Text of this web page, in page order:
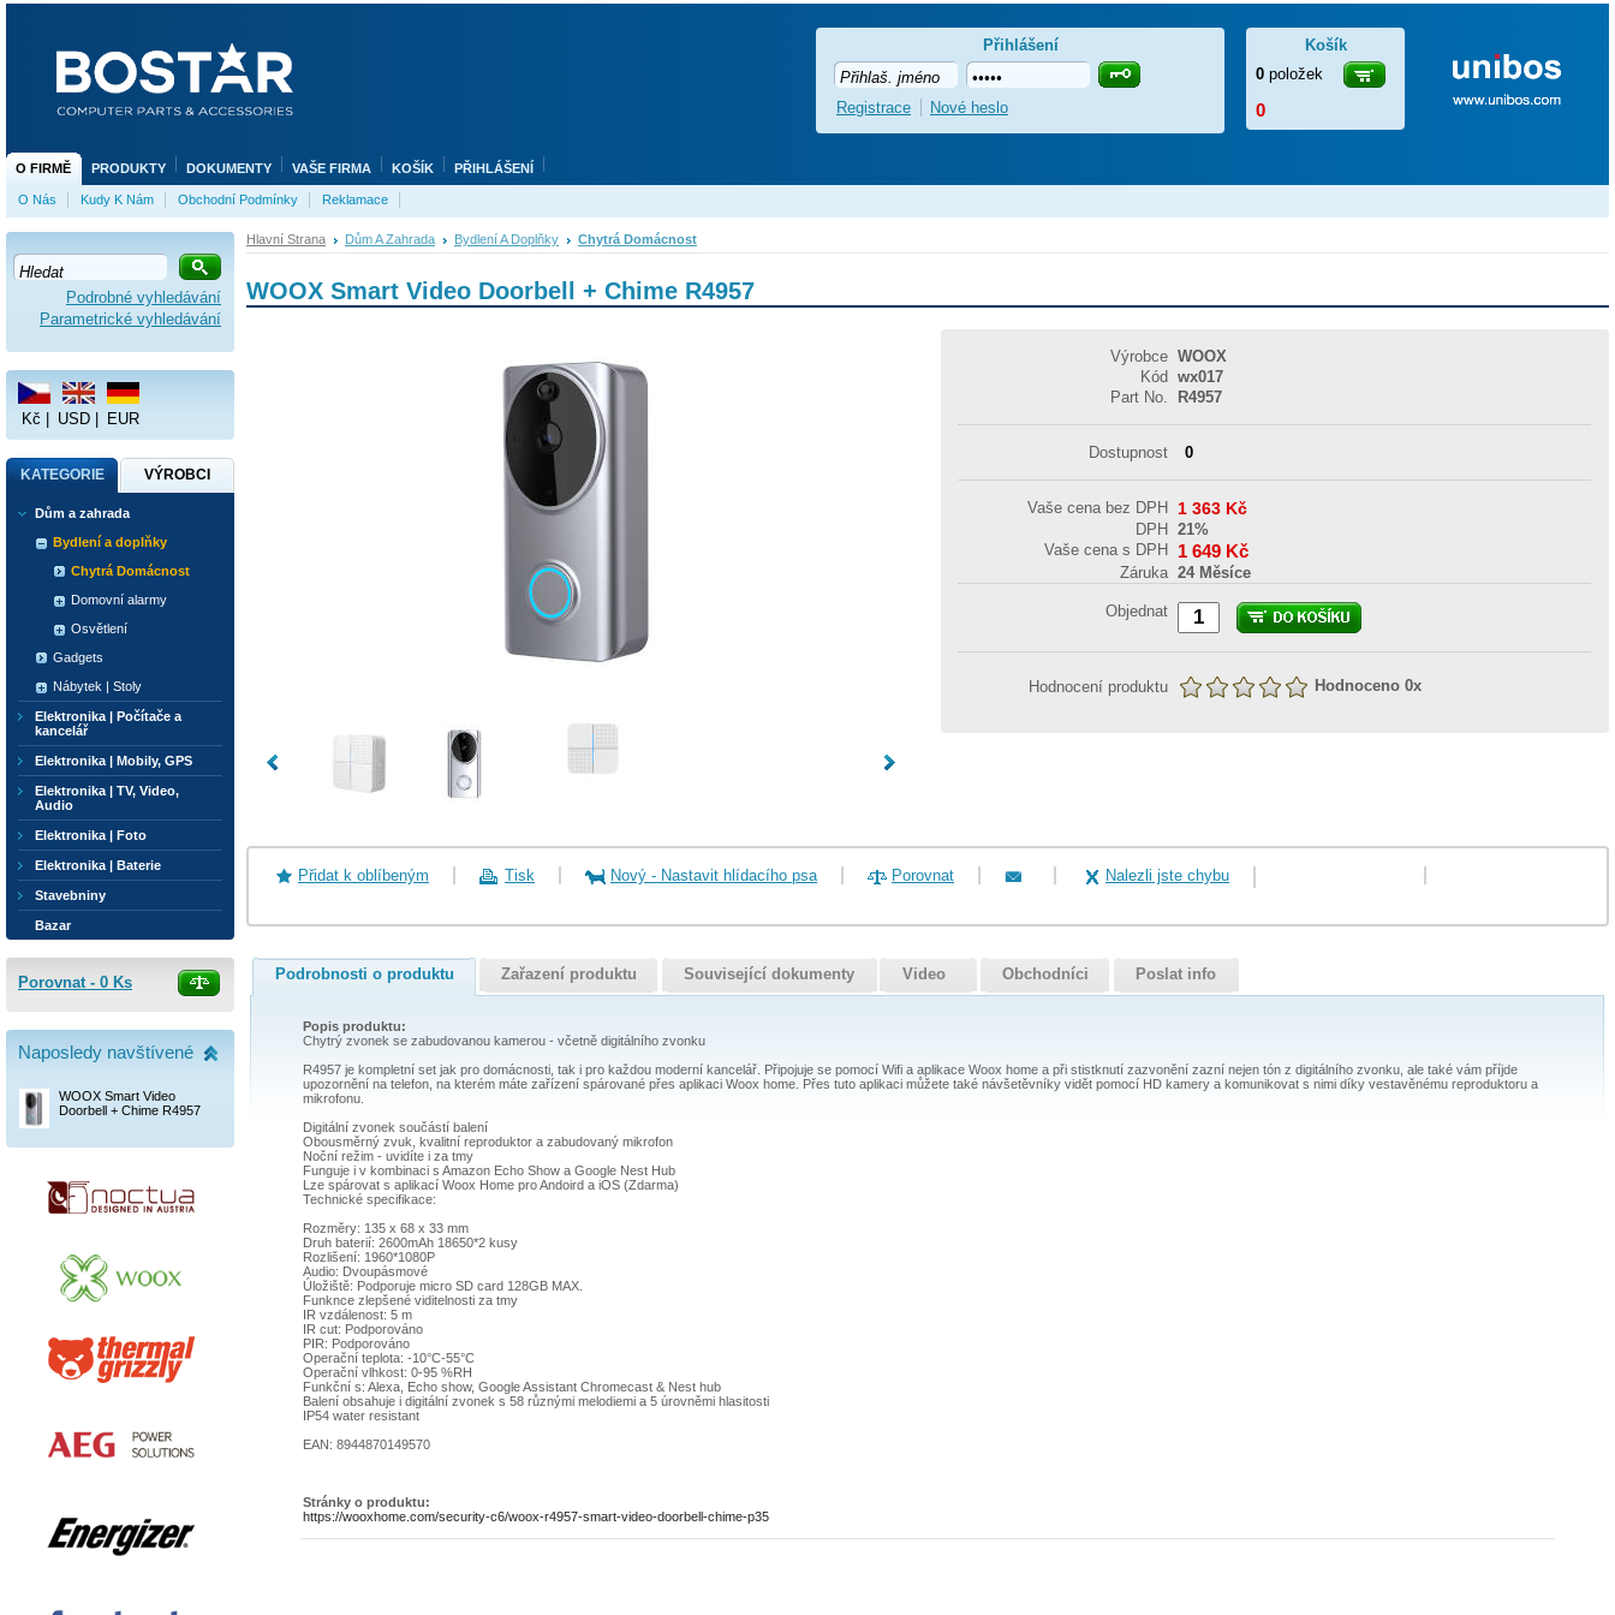
Hlavní Strana Dům A Zahrada Bydlení A Doplňky Chytrá Domácnost
WOOX Smart Video Doorbell + Chime R4957
Výrobce WOOX
Kód
wx017
Part No.
R4957
Dostupnost 0
Vaše cena bez DPH 1 363 Kč
DPH
21%
Vaše cena s DPH
1 649 Kč
Záruka 24 Měsíce
Objednat
Hodnocení produktu Hodnoceno 0x
Přidat k oblíbeným Tisk Nový - Nastavit hlídacího psa Porovnat Nalezli jste chybu
Podrobnosti o produktu Zařazení produktu Související dokumenty Video Obchodníci Poslat info
Popis produktu:
Chytrý zvonek se zabudovanou kamerou - včetně digitálního zvonku
R4957 je kompletní set jak pro domácnosti, tak i pro každou moderní kancelář. Připojuje se pomocí Wifi a aplikace Woox home a při stistknutí zazvonění zazní nejen tón z digitálního zvonku, ale také vám příjde
upozornění na telefon, na kterém máte zařízení spárované přes aplikaci Woox home. Přes tuto aplikaci můžete také návšetěvníky vidět pomocí HD kamery a komunikovat s nimi díky vestavěnému reproduktoru a
mikrofonu.
Digitální zvonek součástí balení
Obousměrný zvuk, kvalitní reproduktor a zabudovaný mikrofon
Noční režim - uvidíte i za tmy
Funguje i v kombinaci s Amazon Echo Show a Google Nest Hub
Lze spárovat s aplikací Woox Home pro Andoird a iOS (Zdarma)
Technické specifikace:
Rozměry: 135 x 68 x 33 mm
Druh baterií: 2600mAh 18650*2 kusy
Rozlišení: 1960*1080P
Audio: Dvoupásmové
Úložiště: Podporuje micro SD card 128GB MAX.
Funknce zlepšené viditelnosti za tmy
IR vzdálenost: 5 m
IR cut: Podporováno
PIR: Podporováno
Operační teplota: -10°C-55°C
Operační vlhkost: 0-95 %RH
Funkční s: Alexa, Echo show, Google Assistant Chromecast & Nest hub
Balení obsahuje i digitální zvonek s 58 různými melodiemi a 5 úrovněmi hlasitosti
IP54 water resistant
EAN: 8944870149570
Stránky o produktu:
https://wooxhome.com/security-c6/woox-r4957-smart-video-doorbell-chime-p35
Podrobné vyhledávání
Parametrické vyhledávání
Kč USD EUR
KATEGORIE VÝROBCI
Dům a zahrada
Bydlení a doplňky
Chytrá Domácnost
Domovní alarmy
Osvětlení
Gadgets
Nábytek | Stoly
Elektronika | Počítače a
kancelář
Elektronika | Mobily, GPS
Elektronika | TV, Video,
Audio
Elektronika | Foto
Elektronika | Baterie
Stavebniny
Bazar
Porovnat - 0 Ks
Naposledy navštívené
WOOX Smart Video
Doorbell + Chime R4957
O FIRMĚ PRODUKTY DOKUMENTY VAŠE FIRMA KOŠÍK PŘIHLÁŠENÍ
O Nás Kudy K Nám Obchodní Podmínky Reklamace
Košík
0 položek
0
Přihlášení
Registrace Nové heslo